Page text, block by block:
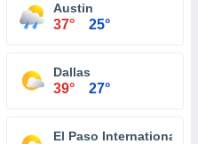
Austin
37° 25°
Dallas
39° 27°
El Paso International